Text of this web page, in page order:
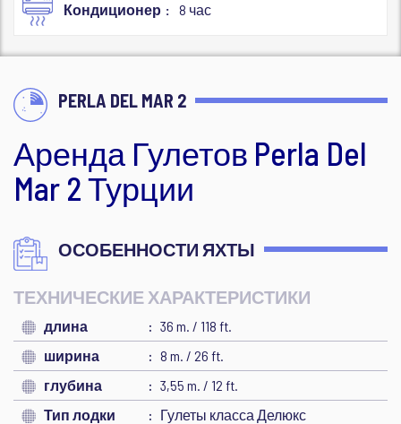
Кондиционер 8 час
PERLA DEL MAR 2
Аренда Гулетов Perla Del
Mar 2 Турции
ОСОБЕННОСТИ ЯХТЫ
ТЕХНИЧЕСКИЕ ХАРАКТЕРИСТИКИ
длина
36 m. / 118 ft.
ширина
8 m. / 26 ft.
глубина
3,55 m. / 12 ft.
Тип лодки
Гулеты класса Делюкс